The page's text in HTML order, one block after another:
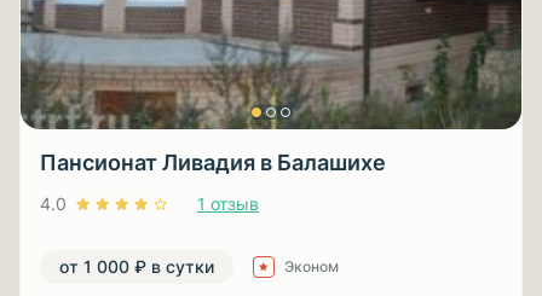
Пансионат Ливадия в Балашихе
4.0 1 отзыв
от 1 000 ₽ в сутки Эконом